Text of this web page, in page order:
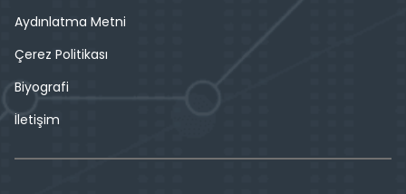
Aydınlatma Metni
Çerez Politikası
Biyografi
İletişim